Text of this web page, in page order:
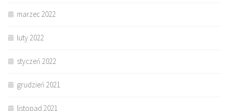
marzec 2022
luty 2022
styczeń 2022
grudzień 2021
listopad 2021